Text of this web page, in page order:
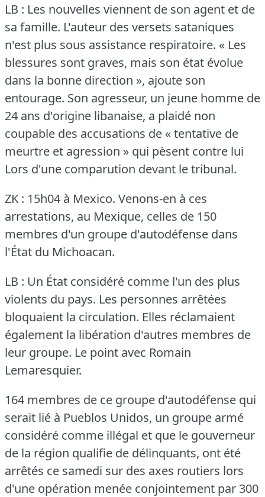
LB : Les nouvelles viennent de son agent et de
sa famille. L'auteur des versets sataniques
n'est plus sous assistance respiratoire. « Les
blessures sont graves, mais son état évolue
dans la bonne direction », ajoute son
entourage. Son agresseur, un jeune homme de
24 ans d'origine libanaise, a plaidé non
coupable des accusations de « tentative de
meurtre et agression » qui pèsent contre lui
Lors d'une comparution devant le tribunal.
ZK : 15h04 à Mexico. Venons-en à ces
arrestations, au Mexique, celles de 150
membres d'un groupe d'autodéfense dans
l'État du Michoacan.
LB : Un État considéré comme l'un des plus
violents du pays. Les personnes arrêtées
bloquaient la circulation. Elles réclamaient
également la libération d'autres membres de
leur groupe. Le point avec Romain
Lemaresquier.
164 membres de ce groupe d'autodéfense qui
serait lié à Pueblos Unidos, un groupe armé
considéré comme illégal et que le gouverneur
de la région qualifie de délinquants, ont été
arrêtés ce samedi sur des axes routiers lors
d'une opération menée conjointement par 300